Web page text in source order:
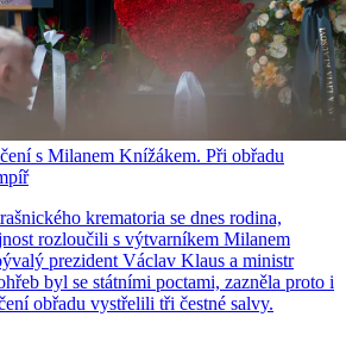
s Milanem Knížákem. Při obřadu
krematoria se dnes rodina,
rozloučili s výtvarníkem Milanem
prezident Václav Klaus a ministr
byl se státními poctami, zazněla proto i
obřadu vystřelili tři čestné salvy.